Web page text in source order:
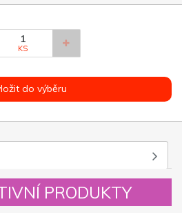
KS
do výběru
PRODUKTY